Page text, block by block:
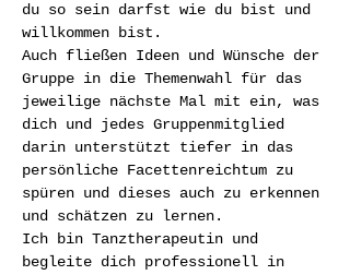
du so sein darfst wie du bist und
willkommen bist.
Auch fließen Ideen und Wünsche der
Gruppe in die Themenwahl für das
jeweilige nächste Mal mit ein, was
dich und jedes Gruppenmitglied
darin unterstützt tiefer in das
persönliche Facettenreichtum zu
spüren und dieses auch zu erkennen
und schätzen zu lernen.
Ich bin Tanztherapeutin und
begleite dich professionell in